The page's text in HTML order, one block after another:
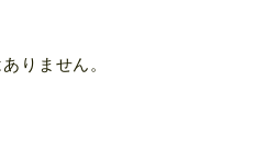
りません。